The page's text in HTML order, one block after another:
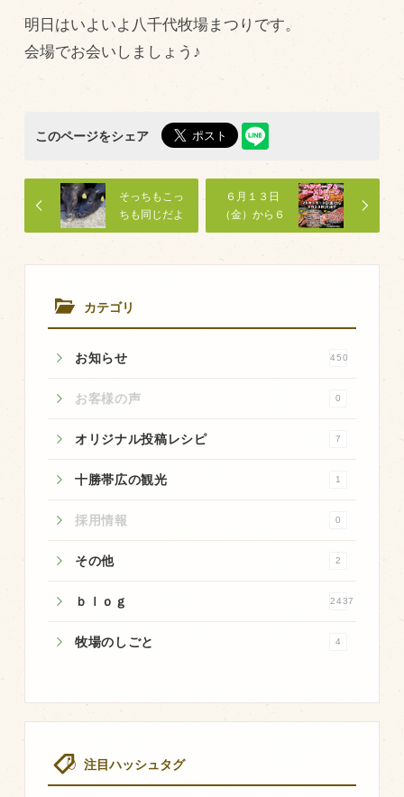
カテゴリ
お知らせ 450
お客様の声 0
オリジナル投稿レシピ 7
十勝帯広の観光 1
採用情報 0
その他 2
ｂｌｏｇ 2437
牧場のしごと 4
注目ハッシュタグ
明日はいよいよ八千代牧場まつりです。
会場でお会いしましょう♪
このページをシェア
６月１３日
（金）から６
月２３日
「ハンバーグ
そっちもこっ
ちも同じだよ
品質管理体制
最新の設備
商品のご紹介
豊西牛
厚切ステーキ
ハンバーグ
豊西ソース
ギフト
販売店
その他
マップから探す
法人のお客様
Facebook